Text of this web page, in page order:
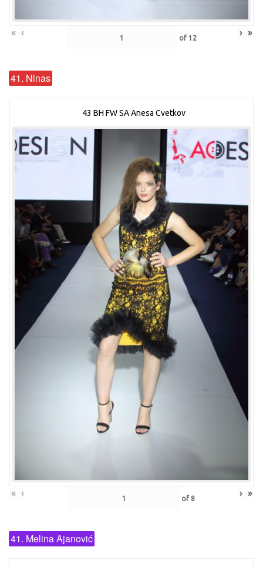
« ‹ of 12 › »
41. Ninas
43 BH FW SA Anesa Cvetkov
« ‹ of 8 › »
41. Melina Ajanović